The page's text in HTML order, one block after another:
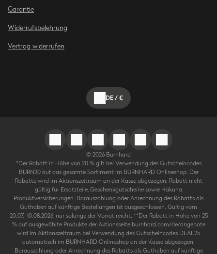
Garantie
Widerrufsbelehrung
Vertrag widerrufen
DE/€
© 2026 Burnhard
*Der Rabatt in Höhe von 20 % gilt bei Verwendung des Gutscheincodes
BURN20 auf das gesamte Sortiment im BURNHARD Onlineshop. Der
Rabatte wird im Aktionszeitraum an der Kasse abgezogen. Rabatt nicht
gültig für Ersatzteile, Geschenkgutscheine sowie Hakuna
Produktversicherungen. Barauszahlung oder Anrechnung des Rabatts als
Guthaben auf künftige Bestellungen ist ausgeschlossen. Gültig vom
20.07.-10.08.2026, nur solange der Vorrat reicht. **Der Rabatt in Höhe von 25
% auf ausgewählte Produkte der Aktionsseite burnhard.com/de/angebote
wird im Aktionszeitraum bei Verwendung des Gutscheincodes DEAL25
automatisch im BURNHARD Onlineshop an der Kasse abgezogen.
Barauszahlung oder Anrechnung des Rabatts als Guthaben auf künftige